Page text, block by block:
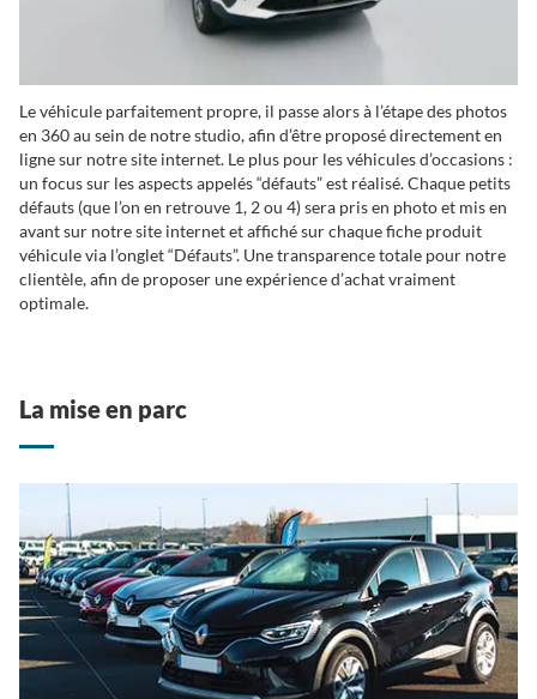
Le véhicule parfaitement propre, il passe alors à l’étape des photos
en 360 au sein de notre studio, afin d’être proposé directement en
ligne sur notre site internet. Le plus pour les véhicules d’occasions :
un focus sur les aspects appelés “défauts” est réalisé. Chaque petits
défauts (que l’on en retrouve 1, 2 ou 4) sera pris en photo et mis en
avant sur notre site internet et affiché sur chaque fiche produit
véhicule via l’onglet “Défauts”. Une transparence totale pour notre
clientèle, afin de proposer une expérience d’achat vraiment
optimale.
La mise en parc